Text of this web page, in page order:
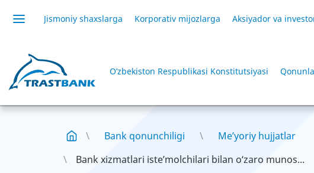
Jismoniy shaxslarga Korporativ mijozlarga Aksiyador va
O’zbekiston Respublikasi Konstitutsiyasi
Bank qonunchiligi
Me’yoriy hujjatlar
Bank xizmatlari iste’molchilari bilan o‘zaro munos...